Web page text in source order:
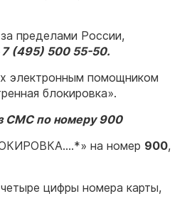
пределами России,
7 (495) 500 55-50.
электронным помощником
блокировка».
СМСпо номеру900
на номер 900,
цифры номера карты,